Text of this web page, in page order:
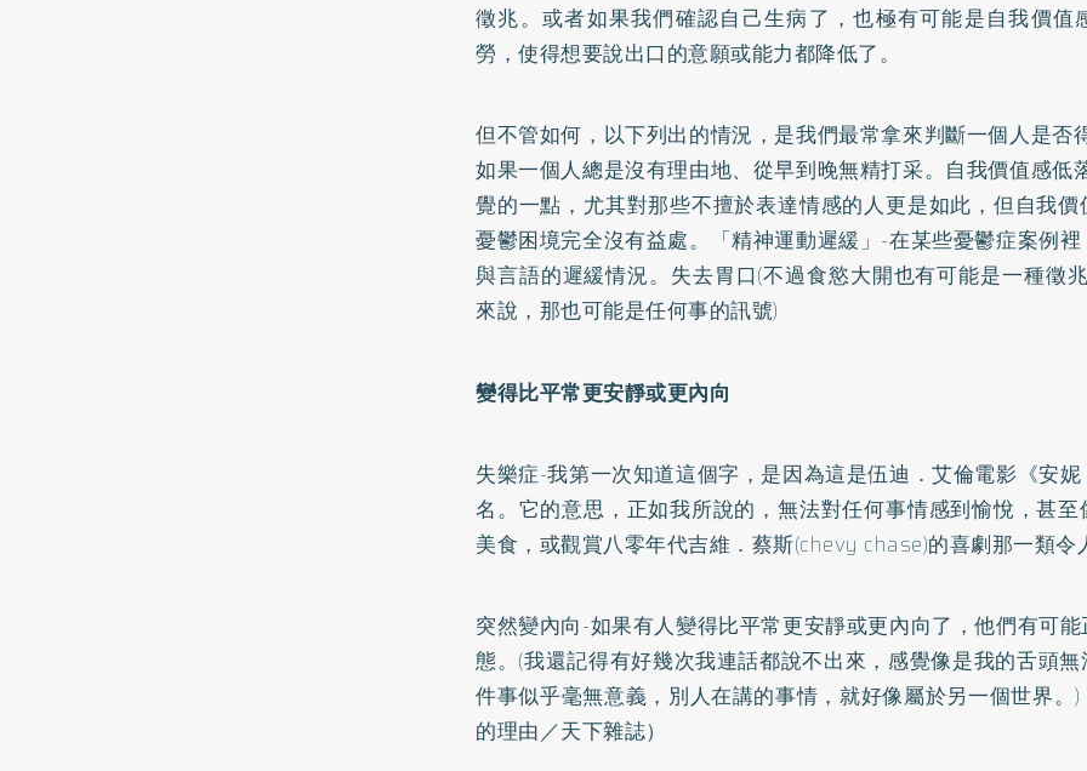
徵兆。或者如果我們確認自己生病了，也極有可能是自我價值
勞，使得想要說出口的意願或能力都降低了。
但不管如何，以下列出的情況，是我們最常拿來判斷一個人是否
如果一個人總是沒有理由地、從早到晚無精打采。自我價值感低
覺的一點，尤其對那些不擅於表達情感的人更是如此，但自我
憂鬱困境完全沒有益處。「精神運動遲緩」-在某些憂鬱症案例
與言語的遲緩情況。失去胃口(不過食慾大開也有可能是一種徵
來說，那也可能是任何事的訊號)
變得比平常更安靜或更內向
失樂症-我第一次知道這個字，是因為這是伍迪．艾倫電影《安
名。它的意思，正如我所說的，無法對任何事情感到愉悅，甚
美食，或觀賞八零年代吉維．蔡斯(chevy chase)的喜劇那一類令
突然變內向-如果有人變得比平常更安靜或更內向了，他們有可
態。(我還記得有好幾次我連話都說不出來，感覺像是我的舌頭
件事似乎毫無意義，別人在講的事情，就好像屬於另一個世界。
的理由／天下雜誌）